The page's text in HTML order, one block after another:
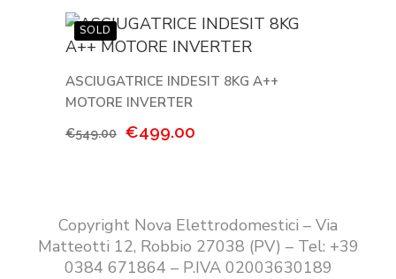
era:
€749.00.
è:
€659.00.
ASCIUGATRICE INDESIT 8KG A++
MOTORE INVERTER
€549.00
Il
€549.00.
€499.00
€499.00.
Copyright Nova Elettrodomestici – Via
Matteotti 12, Robbio 27038 (PV) – Tel: +39
0384 671864 – P.IVA 02003630189